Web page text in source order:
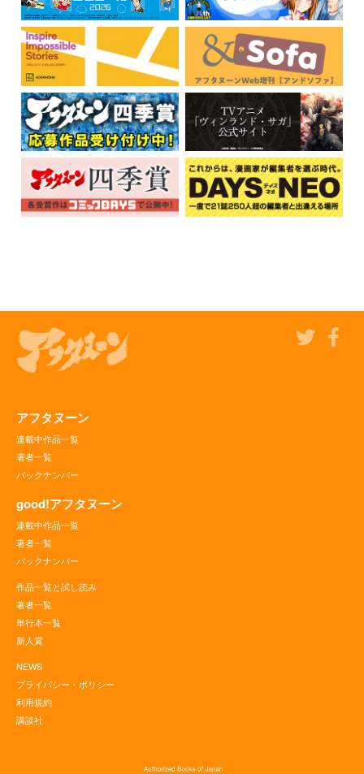
アフタヌーン
連載中作品一覧
著者一覧
バックナンバー
good!アフタヌーン
連載中作品一覧
著者一覧
バックナンバー
作品一覧と試し読み
著者一覧
単行本一覧
新人賞
NEWS
プライバシー・ポリシー
利用規約
講談社